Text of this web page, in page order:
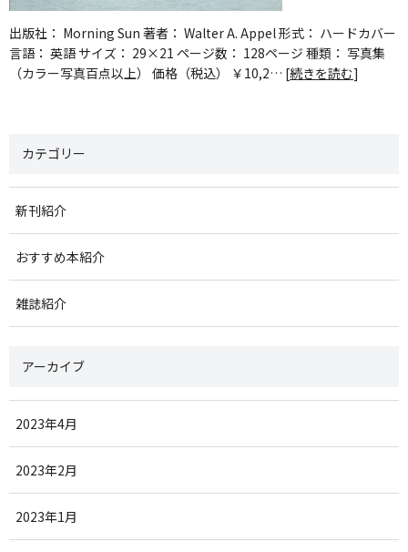
出版社： Morning Sun 著者： Walter A. Appel 形式： ハードカバー
言語： 英語 サイズ： 29×21 ページ数： 128ページ 種類： 写真集
（カラー写真百点以上） 価格（税込） ￥10,2… [続きを読む]
カテゴリー
新刊紹介
おすすめ本紹介
雑誌紹介
アーカイブ
2023年4月
2023年2月
2023年1月